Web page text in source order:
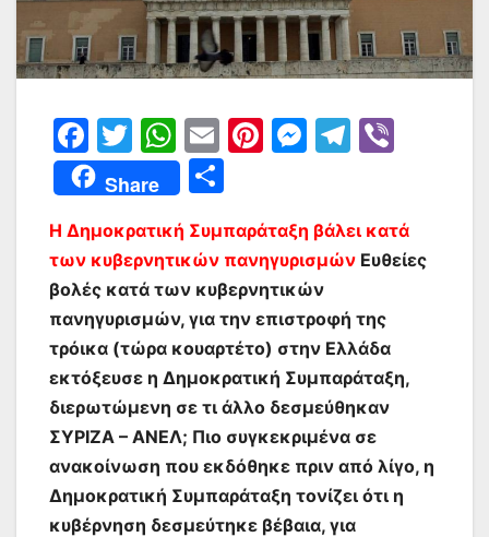
F
a
c
e
b
o
o
k
T
w
itt
er
W
h
at
s
A
p
p
E
m
ai
l
Pi
e
st
M
s
e
n
g
er
T
gr
a
m
Share
ρ
α
σ
τε
ίτ
ε
Η Δημοκρατική Συμπαράταξη βάλει κατά
των κυβερνητικών πανηγυρισμών Ευθείες
βολές κατά των κυβερνητικών
πανηγυρισμών, για την επιστροφή της
τρόικα (τώρα κουαρτέτο) στην Ελλάδα
εκτόξευσε η Δημοκρατική Συμπαράταξη,
διερωτώμενη σε τι άλλο δεσμεύθηκαν
ΣΥΡΙΖΑ – ΑΝΕΛ; Πιο συγκεκριμένα σε
ανακοίνωση που εκδόθηκε πριν από λίγο, η
Δημοκρατική Συμπαράταξη τονίζει ότι η
κυβέρνηση δεσμεύτηκε βέβαια, για